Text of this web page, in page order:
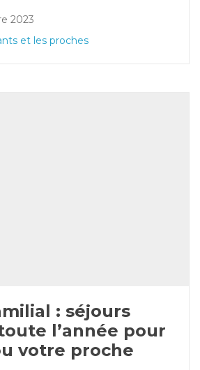
2023
et les proches
: séjours
l’année pour
votre proche